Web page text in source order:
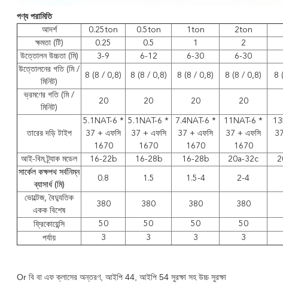
পণ্য পরামিতি
আদর্শ
0.25ton 0.5ton 1ton 2ton
ক্ষমতা (টি)
0.25 0.5 1 2
উত্তোলন উচ্চতা (মি)
3-9 6-12 6-30 6-30
উত্তোলনের গতি (মি /
মিনিট)
8 (8 / 0,8) 8 (8 / 0,8) 8 (8 / 0,8) 8 (8 / 0,8) 8
ভ্রমণের গতি (মি /
মিনিট)
20 20 20 20
তারের দড়ি টাইপ
5.1NAT-6 *
37 + এফসি
1670
5.1NAT-6 *
37 + এফসি
1670
7.4NAT-6 *
37 + এফসি
1670
11NAT-6 *
37 + এফসি
1670
আই-বিম ট্র্যাক মডেল
16-22b 16-28b 16-28b 20a-32c
সার্কেল কক্ষপথ সর্বনিম্ন
ব্যাসার্ধ (মি)
0.8 1.5 1.5-4 2-4
ভোল্টেজ, বৈদ্যুতিক
একক বিশেষ
380 380 380 380
ফ্রিকোয়েন্সি 50 50 50 50
পর্যায় 3 3 3 3
Or বি বা এফ ক্লাসের অন্তরণ, আইপি 44, আইপি 54 সুরক্ষা সহ উচ্চ সুরক্ষা